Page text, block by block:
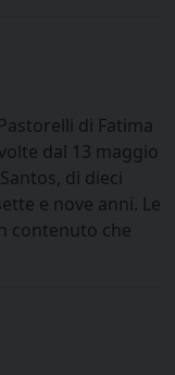
di Fatima
dal 13 maggio
di dieci
e nove anni. Le
contenuto che